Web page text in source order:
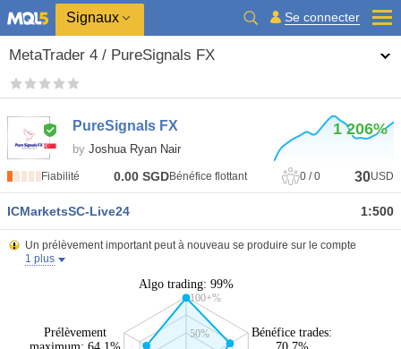
Signaux Se connecter
MetaTrader 4 / PureSignals FX
PureSignals FX
by Joshua Ryan Nair
1 206%
Fiabilité 0.00SGDBénéfice flottant 0/0 30USD
ICMarketsSC-Live24 1:500
Un prélèvement important peut à nouveau se produire sur le compte
1 plus
50%
100+%
Bénéfice trades:
Prélèvement
Algo trading: 99%